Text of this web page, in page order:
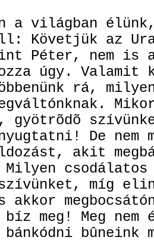
a világban
Követjük az
Péter, nem is
úgy. Valamit
rá,
gyötrõdõ
De nem
akit
míg
akkor
meg! Meg nem
bûneink